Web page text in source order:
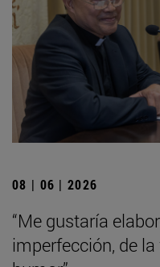
08 | 06 | 2026
“Me gustaría
imperfección, de